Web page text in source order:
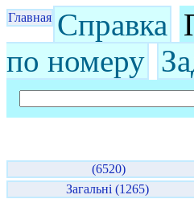
Главная Справка
по номеру
(6520)
Загальні (1265)